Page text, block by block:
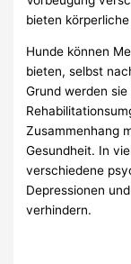
bieten
Hunde können
bieten, selbst
Grund werden
Zusammenhang
Gesundheit. In
verschiedene
Depressionen
verhindern.